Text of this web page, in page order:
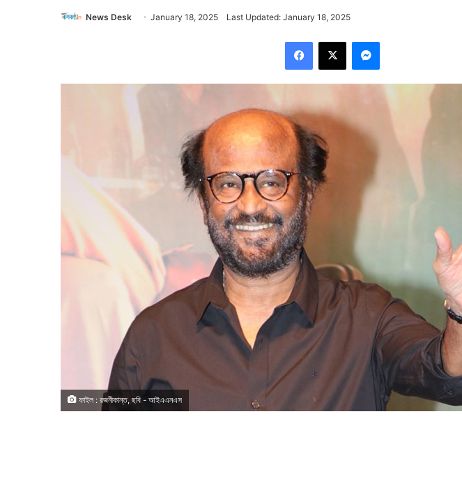
News Desk January 18, 2025 Last Updated: January 18, 2025
ফাইল : রজনীকান্ত, ছবি - আইএএনএস